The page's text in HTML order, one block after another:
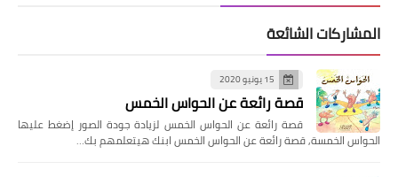
المشاركات الشائعة
15 يونيو 2020
قصة رائعة عن الحواس الخمس
قصة رائعة عن الحواس الخمس لزيادة جودة الصور إضغط عليها
الحواس الخمسة, قصة رائعة عن الحواس الخمس ابنك هيتعلمهم بك…